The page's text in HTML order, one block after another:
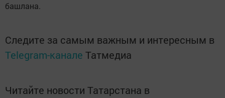
башлана.
Следите за самым важным и интересным в
Telegram-канале Татмедиа
Читайте новости Татарстана в